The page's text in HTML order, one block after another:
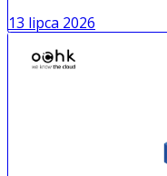
13 lipca 2026